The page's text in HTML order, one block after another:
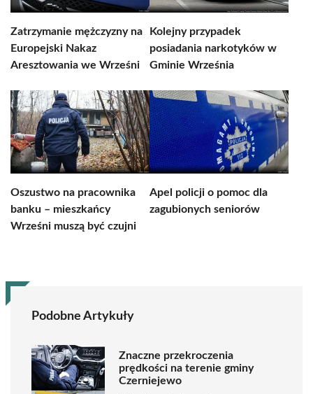
Zatrzymanie mężczyzny na
Europejski Nakaz
Aresztowania we Wrześni
Kolejny przypadek
posiadania narkotyków w
Gminie Września
Oszustwo na pracownika
banku – mieszkańcy
Wrześni muszą być czujni
Apel policji o pomoc dla
zagubionych seniorów
Podobne Artykuły
Znaczne przekroczenia
prędkości na terenie gminy
Czerniejewo